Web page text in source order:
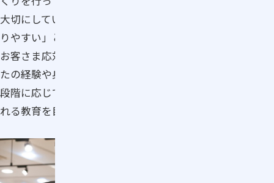
大切にしているのは、研修を受ける方が「楽しい」「わか
りやすい」と感じられること。学ぶ内容は、身だしなみや
お客さま応対、商品に関する知識など様々で、受講するか
たの経験や身につけたいスキルも多岐に渡ります。内容や
段階に応じて支援し、楽しみながらスキルと自信を高めら
れる教育を目指しています。